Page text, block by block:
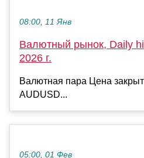
08:00, 11 Янв
Валютный рынок, Daily
2026 г.
Валютная пара Цена
AUDUSD...
05:00, 01 Фев